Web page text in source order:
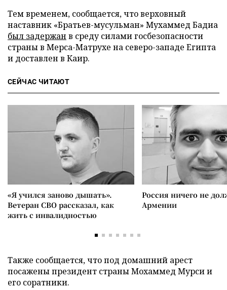
Тем временем, сообщается, что верховный
наставник «Братьев-мусульман» Мухаммед Бадиа
был задержан в среду силами госбезопасности
страны в Мерса-Матрухе на северо-западе Египта
и доставлен в Каир.
СЕЙЧАС ЧИТАЮТ
«Я учился заново дышать».
Ветеран СВО рассказал, как
жить с инвалидностью
Россия ничего не
Армении
Также сообщается, что под домашний арест
посажены президент страны Мохаммед Мурси и
его соратники.